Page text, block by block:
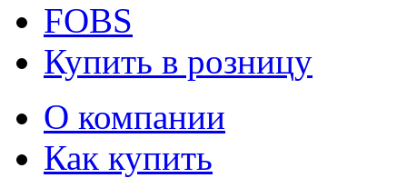
FOBS
Купить в розницу
О компании
Как купить